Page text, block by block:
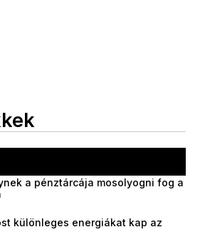
a pénztárcája mosolyogni fog a
különleges energiákat kap az